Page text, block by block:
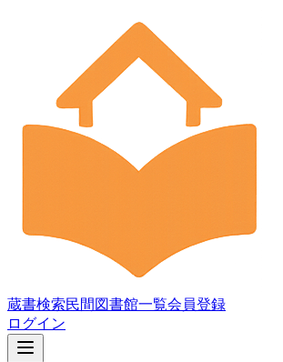
蔵書検索民間図書館一覧会員登録
ログイン